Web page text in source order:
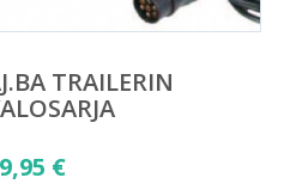
TRAILERIN
€